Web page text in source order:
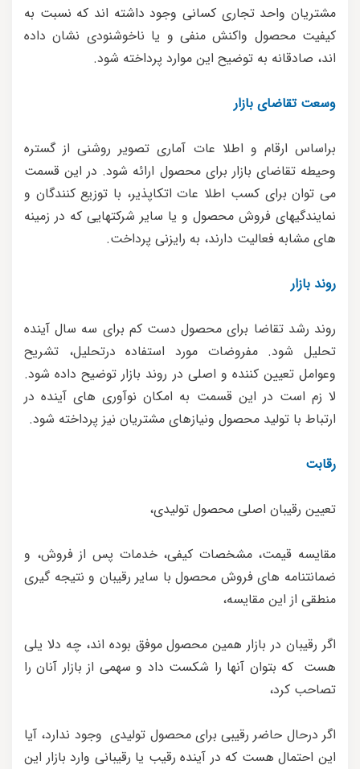
مشتریان واحد تجاری کسانی وجود داشته اند که نسبت به
کیفیت محصول واکنش منفی و یا ناخوشنودی نشان داده
اند، صادقانه به توضیح این موارد پرداخته شود.
وسعت تقاضای بازار
براساس ارقام و اطلا عات آماری تصویر روشنی از گستره
وحیطه تقاضای بازار برای محصول ارائه شود. در این قسمت
می توان برای کسب اطلا عات اتکاپذیر، با توزیع کنندگان و
نمایندگیهای فروش محصول و یا سایر شرکتهایی که در زمینه
های مشابه فعالیت دارند، به رایزنی پرداخت.
روند بازار
روند رشد تقاضا برای محصول دست کم برای سه سال آینده
تحلیل شود. مفروضات مورد استفاده درتحلیل، تشریح
وعوامل تعیین کننده و اصلی در روند بازار توضیح داده شود.
لا زم است در این قسمت به امکان نوآوری های آینده در
ارتباط با تولید محصول ونیازهای مشتریان نیز پرداخته شود.
رقابت
تعیین رقیبان اصلی محصول تولیدی،
مقایسه قیمت، مشخصات کیفی، خدمات پس از فروش، و
ضمانتنامه های فروش محصول با سایر رقیبان و نتیجه گیری
منطقی از این مقایسه،
اگر رقیبان در بازار همین محصول موفق بوده اند، چه دلا یلی
هست که بتوان آنها را شکست داد و سهمی از بازار آنان را
تصاحب کرد،
اگر درحال حاضر رقیبی برای محصول تولیدی وجود ندارد، آیا
این احتمال هست که در آینده رقیب یا رقیبانی وارد بازار این